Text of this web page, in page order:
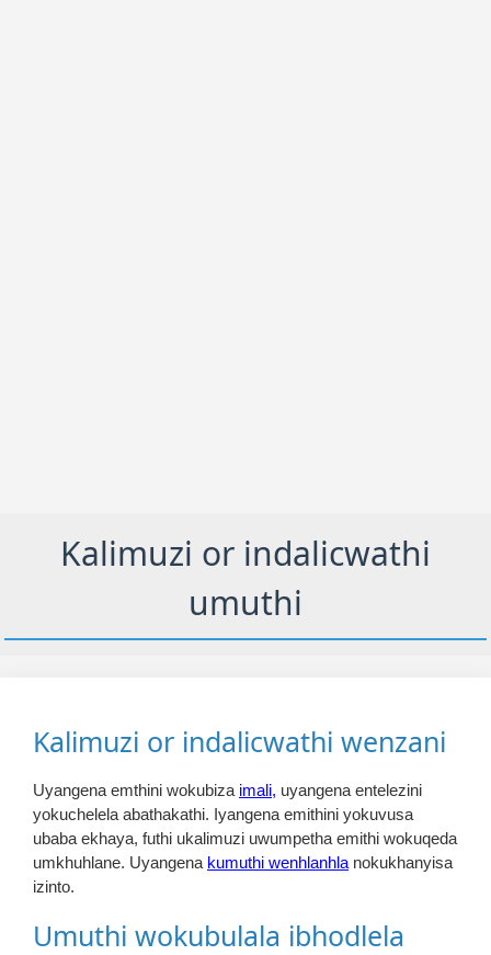
Kalimuzi or indalicwathi
umuthi
Kalimuzi or indalicwathi wenzani
Uyangena emthini wokubiza imali, uyangena entelezini
yokuchelela abathakathi. Iyangena emithini yokuvusa
ubaba ekhaya, futhi ukalimuzi uwumpetha emithi wokuqeda
umkhuhlane. Uyangena kumuthi wenhlanhla nokukhanyisa
izinto.
Umuthi wokubulala ibhodlela